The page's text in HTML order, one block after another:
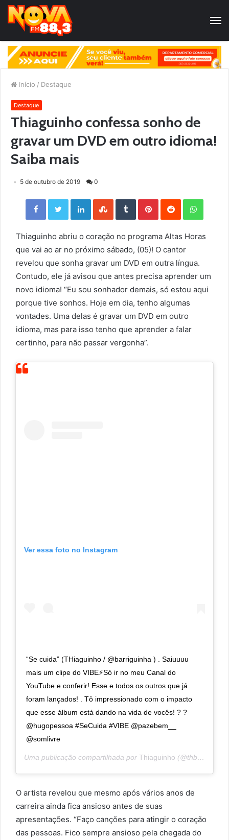
Início / Destaque
Destaque
Thiaguinho confessa sonho de
gravar um DVD em outro idioma!
Saiba mais
5 de outubro de 2019 0
Facebook Twitter LinkedIn StumbleUpon Tumblr Pinterest Reddit
Thiaguinho abriu o coração no programa Altas Horas
que vai ao ar no próximo sábado, (05)! O cantor
revelou que sonha gravar um DVD em outra língua.
Contudo, ele já avisou que antes precisa aprender um
novo idioma! “Eu sou sonhador demais, só estou aqui
porque tive sonhos. Hoje em dia, tenho algumas
vontades. Uma delas é gravar um DVD em outro
idioma, mas para isso tenho que aprender a falar
certinho, para não passar vergonha”.
Ver essa foto no Instagram
“Se cuida” (THiaguinho / @barriguinha ) . Saiuuuu
mais um clipe do VIBE⚡️Só ir no meu Canal do
YouTube e conferir! Esse e todos os outros que já
foram lançados! . Tô impressionado com o impacto
que esse álbum está dando na vida de vocês! ? ?
@hugopessoa #SeCuida #VIBE @pazebem__
@somlivre
Uma publicação compartilhada por Thiaguinho (@thbarbosa) em
O artista revelou que mesmo após vários anos de
carreira ainda fica ansioso antes de suas
apresentações. “Faço canções para atingir o coração
das pessoas. Fico sempre ansioso pela chegada do